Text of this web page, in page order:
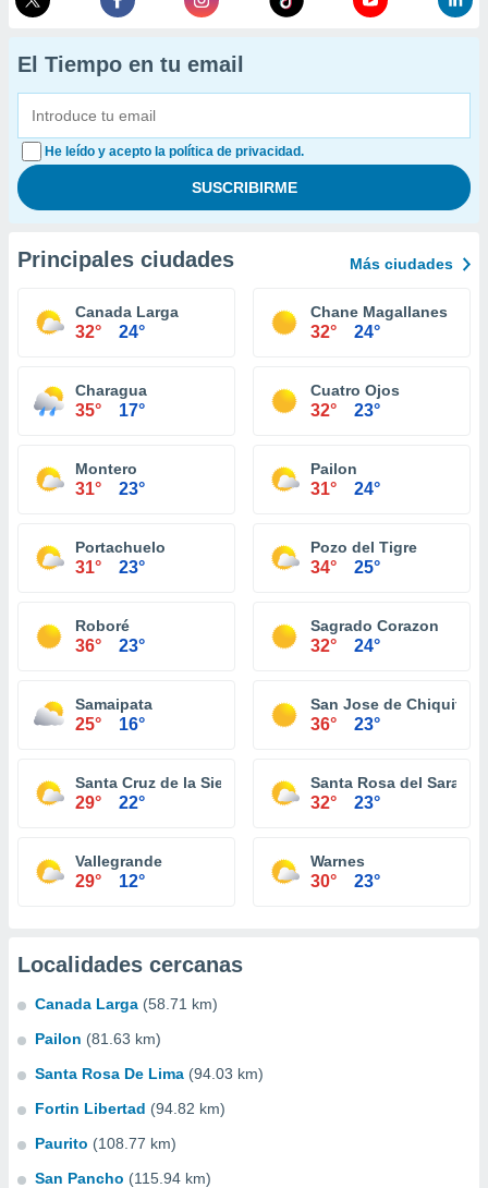
El Tiempo en tu email
He leído y acepto la política de privacidad.
Principales ciudades Más ciudades
Canada Larga
32° 24°
Chane Magallanes
32° 24°
Charagua
35° 17°
Cuatro Ojos
32° 23°
Montero
31° 23°
Pailon
31° 24°
Portachuelo
31° 23°
Pozo del Tigre
34° 25°
Roboré
36° 23°
Sagrado Corazon
32° 24°
Samaipata
25° 16°
San Jose de Chiquitos
36° 23°
Santa Cruz de la Sierra
29° 22°
Santa Rosa del Sara
32° 23°
Vallegrande
29° 12°
Warnes
30° 23°
Localidades cercanas
Canada Larga (58.71 km)
Pailon (81.63 km)
Santa Rosa De Lima (94.03 km)
Fortin Libertad (94.82 km)
Paurito (108.77 km)
San Pancho (115.94 km)